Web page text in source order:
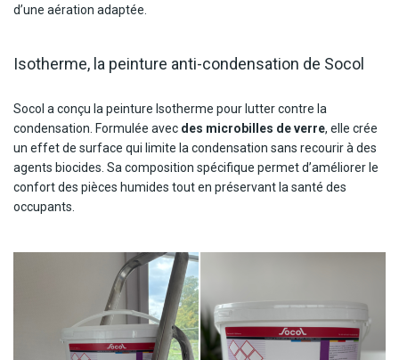
d’une aération adaptée.
Isotherme, la peinture anti-condensation de Socol
Socol a conçu la peinture Isotherme pour lutter contre la
condensation. Formulée avec des microbilles de verre, elle crée
un effet de surface qui limite la condensation sans recourir à des
agents biocides. Sa composition spécifique permet d’améliorer le
confort des pièces humides tout en préservant la santé des
occupants.